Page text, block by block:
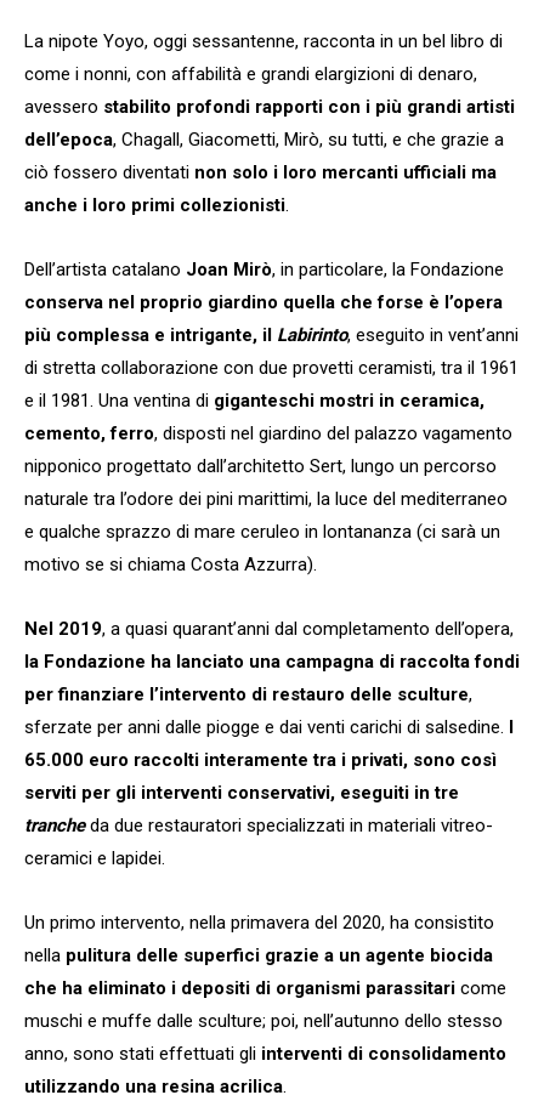
La nipote Yoyo, oggi sessantenne, racconta in un bel libro di
come i nonni, con affabilità e grandi elargizioni di denaro,
avessero stabilito profondi rapporti con i più grandi artisti
dell’epoca, Chagall, Giacometti, Mirò, su tutti, e che grazie a
ciò fossero diventati non solo i loro mercanti ufficiali ma
anche i loro primi collezionisti.
Dell’artista catalano Joan Mirò, in particolare, la Fondazione
conserva nel proprio giardino quella che forse è l’opera
più complessa e intrigante, il Labirinto, eseguito in vent’anni
di stretta collaborazione con due provetti ceramisti, tra il 1961
e il 1981. Una ventina di giganteschi mostri in ceramica,
cemento, ferro, disposti nel giardino del palazzo vagamento
nipponico progettato dall’architetto Sert, lungo un percorso
naturale tra l’odore dei pini marittimi, la luce del mediterraneo
e qualche sprazzo di mare ceruleo in lontananza (ci sarà un
motivo se si chiama Costa Azzurra).
Nel 2019, a quasi quarant’anni dal completamento dell’opera,
la Fondazione ha lanciato una campagna di raccolta fondi
per finanziare l’intervento di restauro delle sculture,
sferzate per anni dalle piogge e dai venti carichi di salsedine. I
65.000 euro raccolti interamente tra i privati, sono così
serviti per gli interventi conservativi, eseguiti in tre
trancheda due restauratori specializzati in materiali vitreo-
ceramici e lapidei.
Un primo intervento, nella primavera del 2020, ha consistito
nella pulitura delle superfici grazie a un agente biocida
che ha eliminato i depositi di organismi parassitari come
muschi e muffe dalle sculture; poi, nell’autunno dello stesso
anno, sono stati effettuati gli interventi di consolidamento
utilizzando una resina acrilica.